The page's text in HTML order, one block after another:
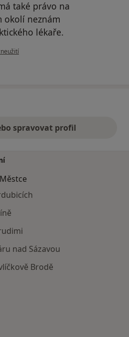
také právo na
okolí neznám
lékaře.
uživatele Jan Macura
spravovat profil
nad Sázavou
Brodě